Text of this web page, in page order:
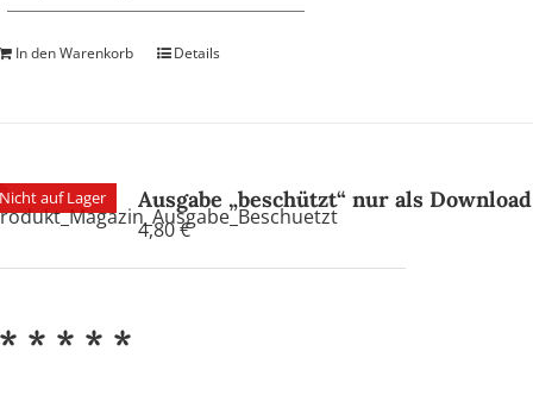
In den Warenkorb Details
auf Lager Ausgabe „beschützt“ nur als Download
4,80€
* * * * *